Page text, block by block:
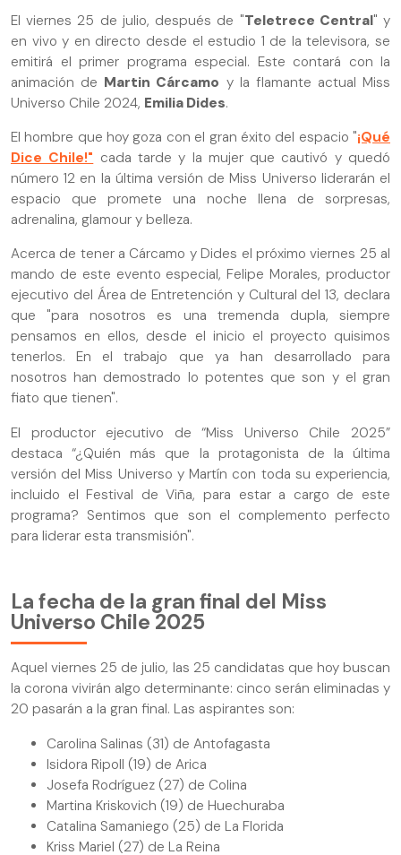
El viernes 25 de julio, después de "Teletrece Central" y
en vivo y en directo desde el estudio 1 de la televisora, se
emitirá el primer programa especial. Este contará con la
animación de Martin Cárcamo y la flamante actual Miss
Universo Chile 2024, Emilia Dides.
El hombre que hoy goza con el gran éxito del espacio "¡Qué
Dice Chile!" cada tarde y la mujer que cautivó y quedó
número 12 en la última versión de Miss Universo liderarán el
espacio que promete una noche llena de sorpresas,
adrenalina, glamour y belleza.
Acerca de tener a Cárcamo y Dides el próximo viernes 25 al
mando de este evento especial, Felipe Morales, productor
ejecutivo del Área de Entretención y Cultural del 13, declara
que "para nosotros es una tremenda dupla, siempre
pensamos en ellos, desde el inicio el proyecto quisimos
tenerlos. En el trabajo que ya han desarrollado para
nosotros han demostrado lo potentes que son y el gran
fiato que tienen".
El productor ejecutivo de “Miss Universo Chile 2025”
destaca “¿Quién más que la protagonista de la última
versión del Miss Universo y Martín con toda su experiencia,
incluido el Festival de Viña, para estar a cargo de este
programa? Sentimos que son el complemento perfecto
para liderar esta transmisión".
La fecha de la gran final del Miss
Universo Chile 2025
Aquel viernes 25 de julio, las 25 candidatas que hoy buscan
la corona vivirán algo determinante: cinco serán eliminadas y
20 pasarán a la gran final. Las aspirantes son:
Carolina Salinas (31) de Antofagasta
Isidora Ripoll (19) de Arica
Josefa Rodríguez (27) de Colina
Martina Kriskovich (19) de Huechuraba
Catalina Samaniego (25) de La Florida
Kriss Mariel (27) de La Reina